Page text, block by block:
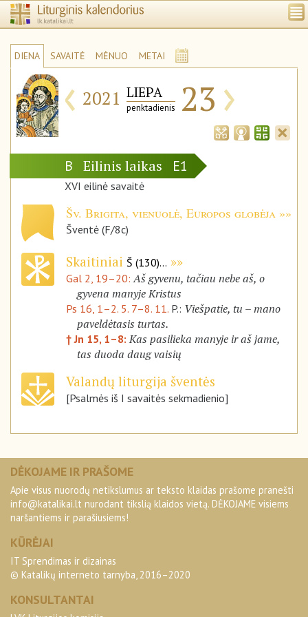
DIENA SAVAITĖ MĖNUO METAI
‹ 2021 LIEPA
penktadienis 23 ›
B Eilinis laikas E1
XVI eilinė savaitė
Šv. Brigita, vienuolė, Europos globėja
Šventė (F/8c)
Skaitiniai Š (130)...
Gal 2, 19–20:Aš gyvenu, tačiau nebe aš, o
gyvena manyje Kristus
Ps 16, 1–2. 5. 7–8. 11. P.: Viešpatie, tu – mano
paveldėtasis turtas.
† Jn 15, 1–8:Kas pasilieka manyje ir aš jame,
tas duoda daug vaisių
Valandų liturgija šventės
[Psalmės iš I savaitės sekmadienio]
DĖKOJAME IR PRAŠOME
Apie visus nuorodų netikslumus ar teksto klaidas prašome pranešti
info@katalikai.lt nurodant tikslią klaidos vietą. DĖKOJAME visiems
naršantiems ir parašiusiems!
KŪRĖJAI
IT Sprendimas ir dizainas
© Katalikų interneto tarnyba, 2016–2020
KONSULTANTAI